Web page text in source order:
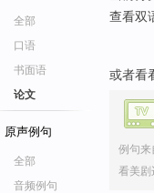
全部
口语
书面语
论文
原声例句
全部
音频例句
查看双
或者看
例句来
看美剧